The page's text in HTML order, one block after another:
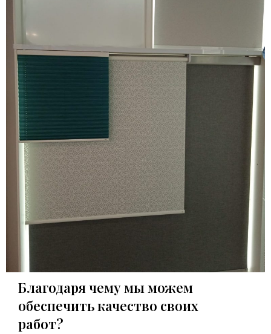
Благодаря чему мы можем
обеспечить качество своих
работ?